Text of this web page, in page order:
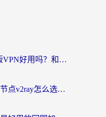
海外党必看：快帆TV版VPN好用吗？和快游VPN对比哪个回国效果更好？附实用避坑指南
海外党无忧指南：国内节点v2ray怎么选？一键回国VPN+多场景实测帮你避坑